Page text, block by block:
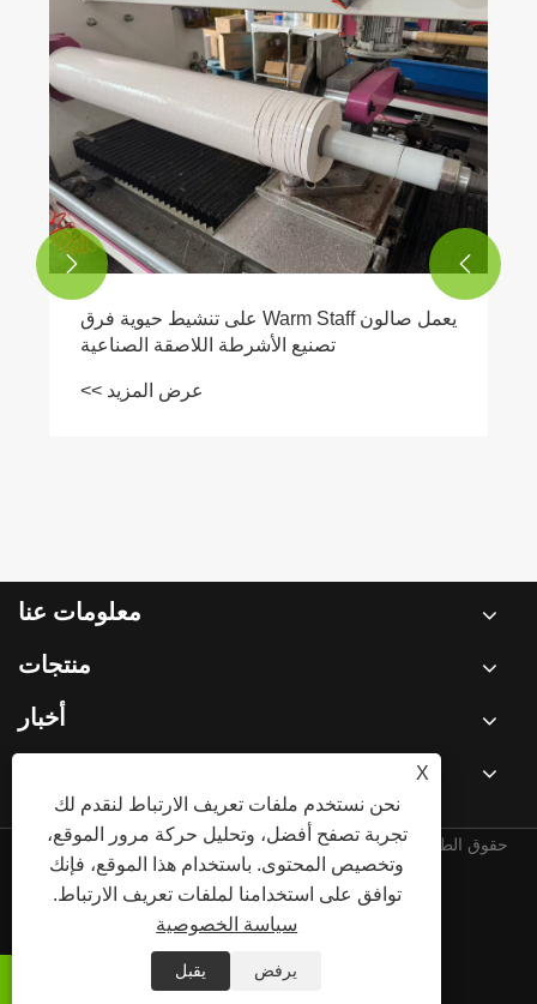
يعمل صالون Warm Staff على تنشيط حيوية فرق
تصنيع الأشرطة اللاصقة الصناعية
عرض المزيد >>


معلومات عنا
منتجات
أخبار
حقوق الطبع والنشر © 2025 شركة تشينغداو نوربي للتغليف المحدودة.
جميع الحقوق محفوظة.
RSS
XML سياسة الخصوصية

X
نحن نستخدم ملفات تعريف الارتباط لنقدم لك
تجربة تصفح أفضل، وتحليل حركة مرور الموقع،
وتخصيص المحتوى. باستخدام هذا الموقع، فإنك
توافق على استخدامنا لملفات تعريف الارتباط.
سياسة الخصوصية
يرفض يقبل